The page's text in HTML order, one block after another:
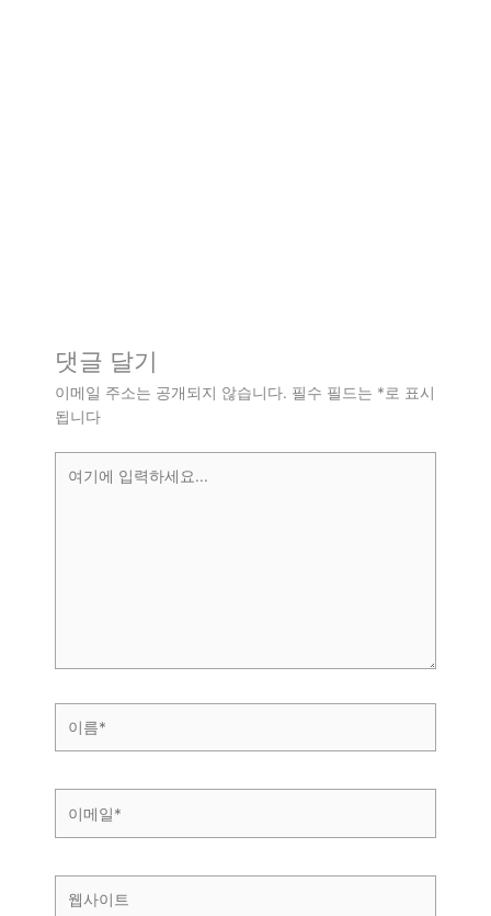
댓글 달기
이메일 주소는 공개되지 않습니다. 필수 필드는 *로 표시
됩니다
*